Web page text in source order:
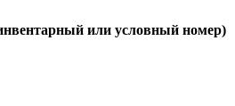
или условный номер)